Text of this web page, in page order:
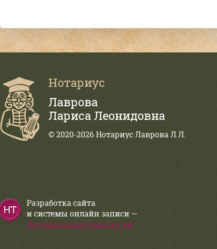
Нотариус
Лаврова
Лариса Леонидовна
© 2020-2026 Нотариус Лаврова Л.Л.
Разработка сайта
и системы онлайн записи —
Нотариальные технологии